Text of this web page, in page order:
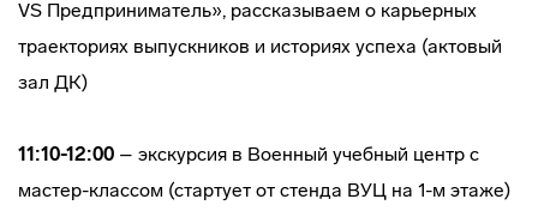
VS Предприниматель», рассказываем о карьерных
траекториях выпускников и историях успеха (актовый
зал ДК)
11:10-12:00 – экскурсия в Военный учебный центр с
мастер-классом (стартует от стенда ВУЦ на 1-м этаже)